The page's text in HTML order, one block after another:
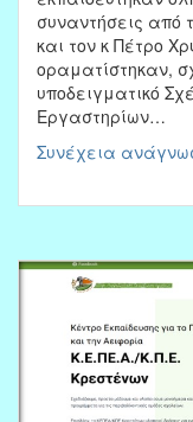
συναντήσεις από
και τον κ Πέτρο
οραματίστηκαν,
υποδειγματικό
Εργαστηρίων…
Συνέχεια